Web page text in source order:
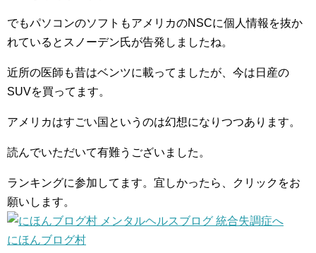
でもパソコンのソフトもアメリカのNSCに個人情報を抜か
れているとスノーデン氏が告発しましたね。
近所の医師も昔はベンツに載ってましたが、今は日産の
SUVを買ってます。
アメリカはすごい国というのは幻想になりつつあります。
読んでいただいて有難うございました。
ランキングに参加してます。宜しかったら、クリックをお
願いします。
にほんブログ村